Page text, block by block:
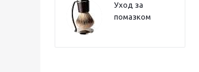
Уход за
помазком